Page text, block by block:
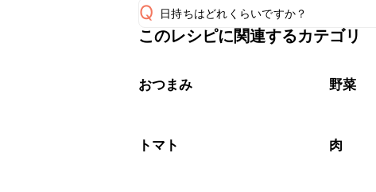
Q 日持ちはどれくらいですか？
保存期間は冷蔵で翌日中が目安です。な
※日持ちは目安です。
このレシピに関連するカテゴリ
おつまみ 野菜
トマト 肉